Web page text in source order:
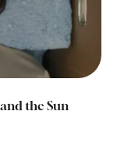
the Sun